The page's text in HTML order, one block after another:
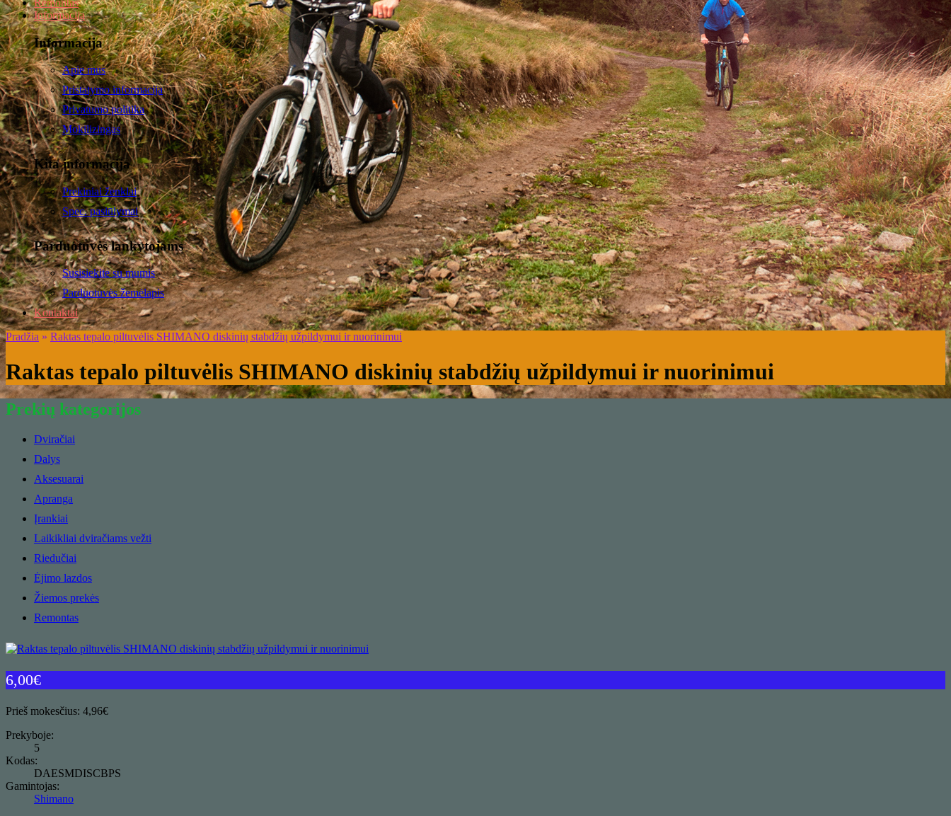
Remontas
Informacija
Informacija
Apie mus
Pristatymo informacija
Privatumo politika
Mokilizingas
Kita informacija
Prekiniai ženklai
Spec. pasiūlymai
Parduotuvės lankytojams
Susisiekite su mumis
Parduotuvės žemėlapis
Kontaktai
Pradžia » Raktas tepalo piltuvėlis SHIMANO diskinių stabdžių užpildymui ir nuorinimui
Raktas tepalo piltuvėlis SHIMANO diskinių stabdžių užpildymui ir nuorinimui
Prekių kategorijos
Dviračiai
Dalys
Aksesuarai
Apranga
Įrankiai
Laikikliai dviračiams vežti
Riedučiai
Ėjimo lazdos
Žiemos prekės
Remontas
6,00€
Prieš mokesčius: 4,96€
Prekyboje:
5
Kodas:
DAESMDISCBPS
Gamintojas:
Shimano